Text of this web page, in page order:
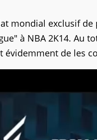
mondial exclusif
à NBA 2K14. Au
de les